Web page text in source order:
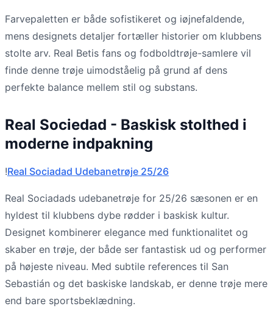
Farvepaletten er både sofistikeret og iøjnefaldende,
mens designets detaljer fortæller historier om klubbens
stolte arv. Real Betis fans og fodboldtrøje-samlere vil
finde denne trøje uimodståelig på grund af dens
perfekte balance mellem stil og substans.
Real Sociedad - Baskisk stolthed i
moderne indpakning
!Real Sociadad Udebanetrøje 25/26
Real Sociadads udebanetrøje for 25/26 sæsonen er en
hyldest til klubbens dybe rødder i baskisk kultur.
Designet kombinerer elegance med funktionalitet og
skaber en trøje, der både ser fantastisk ud og performer
på højeste niveau. Med subtile references til San
Sebastián og det baskiske landskab, er denne trøje mere
end bare sportsbeklædning.